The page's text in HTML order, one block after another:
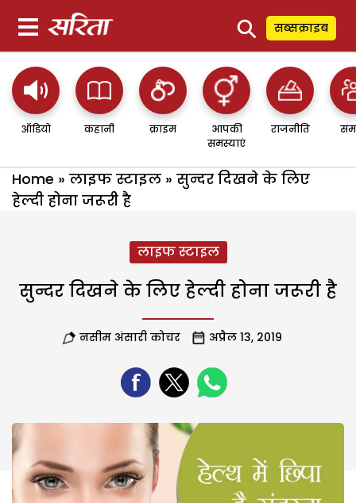
⚲ सब्सक्राइब
ऑडियो कहानी क्राइम
आपकी
समस्याएं
राजनीति
Home » लाइफ स्टाइल » सुन्दर दिखने के लिए
हेल्दी होना जरूरी है
लाइफ स्टाइल
सुन्दर दिखने के लिए हेल्दी होना जरूरी है
नसीम अंसारी कोचर अप्रैल 13, 2019